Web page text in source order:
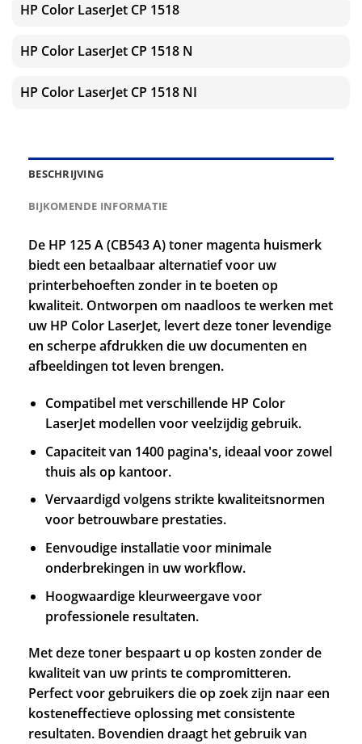
HP Color LaserJet CP 1518
HP Color LaserJet CP 1518 N
HP Color LaserJet CP 1518 NI
BESCHRIJVING
BIJKOMENDE INFORMATIE
De HP 125 A (CB543 A) toner magenta huismerk
biedt een betaalbaar alternatief voor uw
printerbehoeften zonder in te boeten op
kwaliteit. Ontworpen om naadloos te werken met
uw HP Color LaserJet, levert deze toner levendige
en scherpe afdrukken die uw documenten en
afbeeldingen tot leven brengen.
Compatibel met verschillende HP Color
LaserJet modellen voor veelzijdig gebruik.
Capaciteit van 1400 pagina's, ideaal voor zowel
thuis als op kantoor.
Vervaardigd volgens strikte kwaliteitsnormen
voor betrouwbare prestaties.
Eenvoudige installatie voor minimale
onderbrekingen in uw workflow.
Hoogwaardige kleurweergave voor
professionele resultaten.
Met deze toner bespaart u op kosten zonder de
kwaliteit van uw prints te compromitteren.
Perfect voor gebruikers die op zoek zijn naar een
kosteneffectieve oplossing met consistente
resultaten. Bovendien draagt het gebruik van